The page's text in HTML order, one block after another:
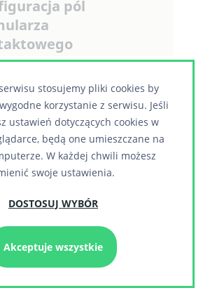
pól
stosujemy pliki cookies by
korzystanie z serwisu. Jeśli
ustawień dotyczących cookies w
będą one umieszczane na
W każdej chwili możesz
swoje ustawienia.
DOSTOSUJ WYBÓR
Akceptuje wszystkie